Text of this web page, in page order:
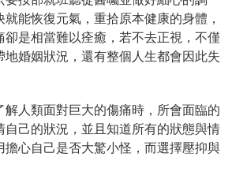
就能恢復元氣，重拾原本健康的身體，
卻是相當難以痊癒，若不去正視，不僅
地婚姻狀況，還有整個人生都會因此失
解人類面對巨大的傷痛時，所會面臨的
自己的狀況，並且知道所有的狀態與情
擔心自己是否大驚小怪，而選擇壓抑與